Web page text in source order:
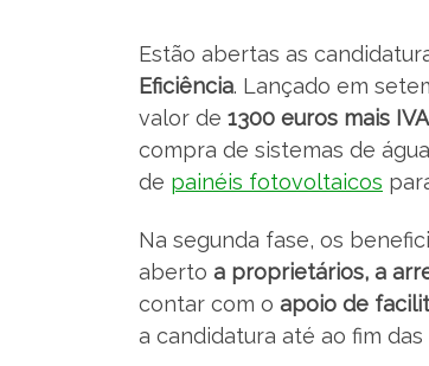
Estão abertas as
Eficiência. Lançado em
valor de 1300 euros mais IVA
compra de sistemas de
de painéis fotovoltaicos
Na segunda fase, os
aberto a proprietários, a
contar com o apoio de
a candidatura até ao fim